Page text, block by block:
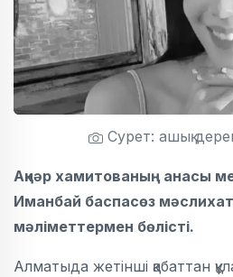
Сурет: ашық
Ақнәр хамитованың анасы
Иманбай баспасөз
мәліметтермен бөлісті.
Алматыда жетінші қабаттан